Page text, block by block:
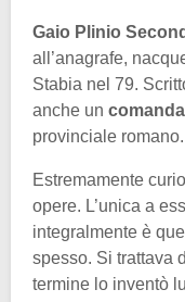
Gaio Plinio
all’anagrafe,
Stabia nel 79.
anche un
provinciale romano.
Estremamente
opere. L’unica a
integralmente è quel
spesso. Si trattava
termine lo inventò